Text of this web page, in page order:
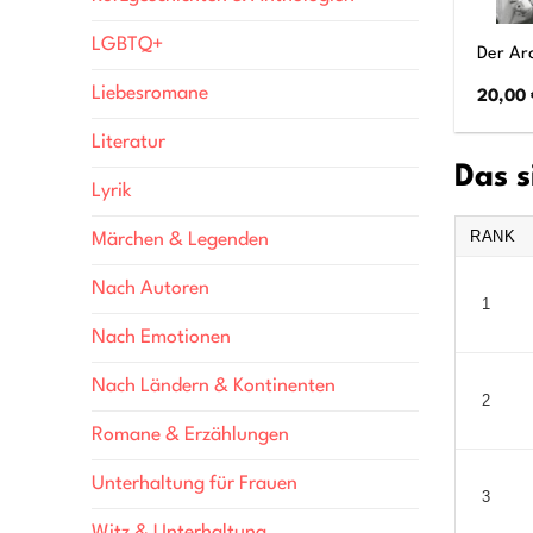
LGBTQ+
Liebesromane
Literatur
Lyrik
Märchen & Legenden
Nach Autoren
Nach Emotionen
Nach Ländern & Kontinenten
Romane & Erzählungen
Unterhaltung für Frauen
Der
20,00
Das
RANK
1
2
3